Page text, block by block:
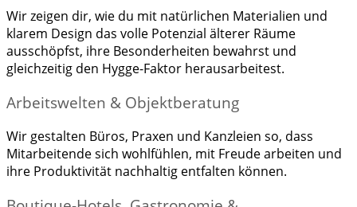
Wir zeigen dir, wie du mit natürlichen Materialien und
klarem Design das volle Potenzial älterer Räume
ausschöpfst, ihre Besonderheiten bewahrst und
gleichzeitig den Hygge-Faktor herausarbeitest.
Arbeitswelten & Objektberatung
Wir gestalten Büros, Praxen und Kanzleien so, dass
Mitarbeitende sich wohlfühlen, mit Freude arbeiten und
ihre Produktivität nachhaltig entfalten können.